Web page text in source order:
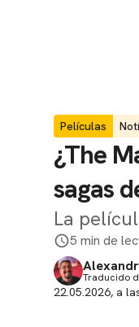
Películas
¿The
sagas
La
5 min de
Traducido
22.05.2026, a